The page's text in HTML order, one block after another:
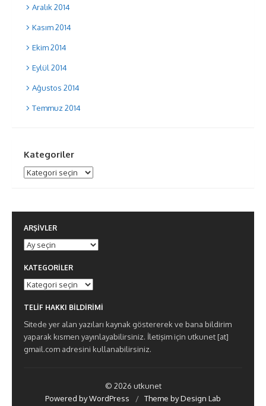
Aralık 2014
Kasım 2014
Ekim 2014
Eylül 2014
Ağustos 2014
Temmuz 2014
Kategoriler
Kategoriler
ARŞIVLER
Arşivler
KATEGORILER
Kategoriler
TELIF HAKKI BILDIRIMI
Sitede yer alan yazıları kaynak göstererek ve bana bildirim
yaparak kısmen yayınlayabilirsiniz. İletişim için utkunet [at]
gmail.com adresini kullanabilirsiniz.
© 2026 utkunet
Powered by WordPress
/ Theme by Design Lab